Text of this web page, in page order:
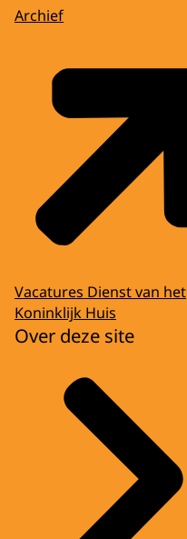
Archief
Vacatures Dienst van het
Koninklijk Huis
Over deze site